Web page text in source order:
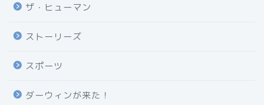
ザ・ヒューマン
ストーリーズ
スポーツ
ダーウィンが来た！